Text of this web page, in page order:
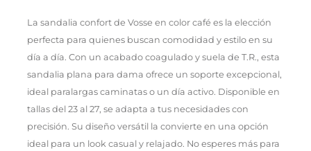
La sandalia confort de Vosse en color café es la elección
perfecta para quienes buscan comodidad y estilo en su
día a día. Con un acabado coagulado y suela de T.R., esta
sandalia plana para dama ofrece un soporte excepcional,
ideal paralargas caminatas o un día activo. Disponible en
tallas del 23 al 27, se adapta a tus necesidades con
precisión. Su diseño versátil la convierte en una opción
ideal para un look casual y relajado. No esperes más para